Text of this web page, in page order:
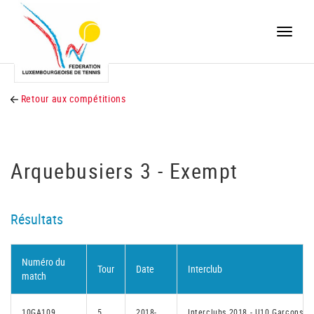
Toggle
Retour aux compétitions
Arquebusiers 3 - Exempt
Résultats
Numéro du
match
Tour Date Interclub